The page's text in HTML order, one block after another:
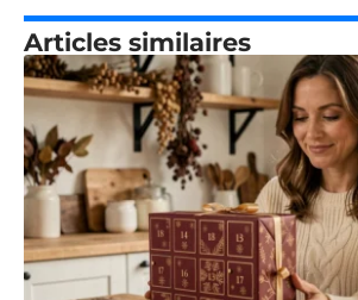
Articles similaires